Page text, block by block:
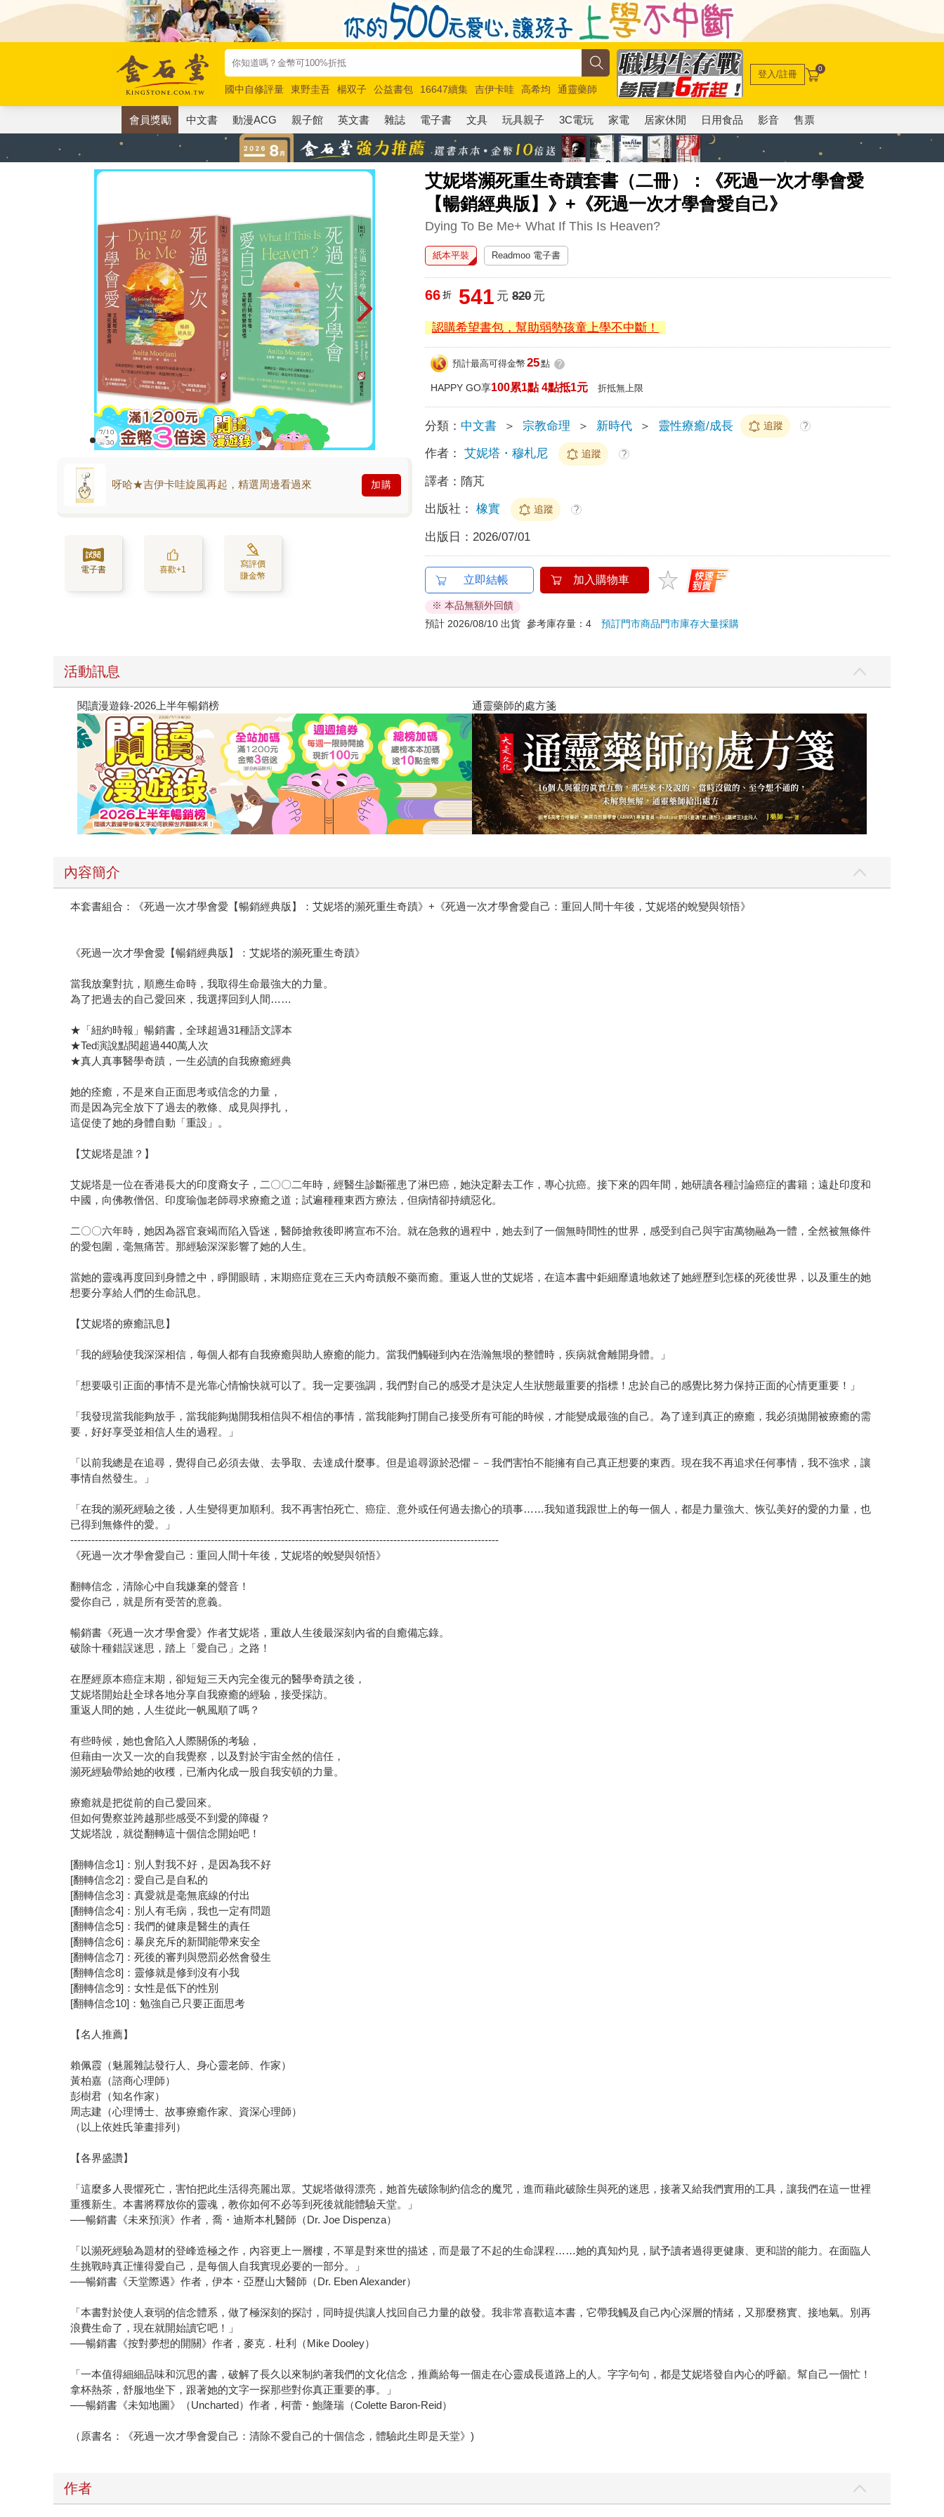
國中自修評量 東野圭吾 楊双子 公益書包 16647續集 吉伊卡哇 高希均
通靈藥師
唯紅花綻放
奧德賽 路邊攤新作 馬斯克 玩具總動員5 超慢跑
登入/註冊 0
會員獎勵 中文書 動漫ACG 親子館 英文書 雜誌 電子書 文具 玩具親子 3C電玩 家電 居家休閒 日用食品 影音 售票
艾妮塔瀕死重生奇蹟套書（二冊）：《死過一次才學會愛
【暢銷經典版】》+《死過一次才學會愛自己》
Dying To Be Me+ What If This Is Heaven?
呀哈★吉伊卡哇旋風再起，精選周邊看過來 加購
電子書 喜歡+1
寫評價
賺金幣
紙本平裝 Readmoo 電子書
66 折 541 元 820元
認購希望書包，幫助弱勢孩童上學不中斷！
預計最高可得金幣 25點 ?
HAPPY GO享100累1點 4點抵1元 折抵無上限
分類： 中文書 ＞ 宗教命理 ＞ 新時代 ＞ 靈性療癒/成長 追蹤 ?
作者： 艾妮塔・穆札尼 追蹤 ?
譯者： 隋芃
出版社： 橡實 追蹤 ?
出版日： 2026/07/01
立即結帳 加入購物車
※ 本品無額外回饋
預計 2026/08/10 出貨 參考庫存量：4預訂門市商品門市庫存大量採購
活動訊息
閱讀漫遊錄-2026上半年暢銷榜 通靈藥師的處方箋
內容簡介
本套書組合：《死過一次才學會愛【暢銷經典版】：艾妮塔的瀕死重生奇蹟》+《死過一次才學會愛自己：重回人間十年後，艾妮塔的蛻變與領悟》
《死過一次才學會愛【暢銷經典版】：艾妮塔的瀕死重生奇蹟》
當我放棄對抗，順應生命時，我取得生命最強大的力量。
為了把過去的自己愛回來，我選擇回到人間……
★「紐約時報」暢銷書，全球超過31種語文譯本
★Ted演說點閱超過440萬人次
★真人真事醫學奇蹟，一生必讀的自我療癒經典
她的痊癒，不是來自正面思考或信念的力量，
而是因為完全放下了過去的教條、成見與掙扎，
這促使了她的身體自動「重設」。
【艾妮塔是誰？】
艾妮塔是一位在香港長大的印度裔女子，二〇〇二年時，經醫生診斷罹患了淋巴癌，她決定辭去工作，專心抗癌。接下來的四年間，她研讀各種討論癌症的書籍；遠赴印度和
中國，向佛教僧侶、印度瑜伽老師尋求療癒之道；試遍種種東西方療法，但病情卻持續惡化。
二〇〇六年時，她因為器官衰竭而陷入昏迷，醫師搶救後即將宣布不治。就在急救的過程中，她去到了一個無時間性的世界，感受到自己與宇宙萬物融為一體，全然被無條件
的愛包圍，毫無痛苦。那經驗深深影響了她的人生。
當她的靈魂再度回到身體之中，睜開眼睛，末期癌症竟在三天內奇蹟般不藥而癒。重返人世的艾妮塔，在這本書中鉅細靡遺地敘述了她經歷到怎樣的死後世界，以及重生的她
想要分享給人們的生命訊息。
【艾妮塔的療癒訊息】
「我的經驗使我深深相信，每個人都有自我療癒與助人療癒的能力。當我們觸碰到內在浩瀚無垠的整體時，疾病就會離開身體。」
「想要吸引正面的事情不是光靠心情愉快就可以了。我一定要強調，我們對自己的感受才是決定人生狀態最重要的指標！忠於自己的感覺比努力保持正面的心情更重要！」
「我發現當我能夠放手，當我能夠拋開我相信與不相信的事情，當我能夠打開自己接受所有可能的時候，才能變成最強的自己。為了達到真正的療癒，我必須拋開被療癒的需
要，好好享受並相信人生的過程。」
「以前我總是在追尋，覺得自己必須去做、去爭取、去達成什麼事。但是追尋源於恐懼－－我們害怕不能擁有自己真正想要的東西。現在我不再追求任何事情，我不強求，讓
事情自然發生。」
「在我的瀕死經驗之後，人生變得更加順利。我不再害怕死亡、癌症、意外或任何過去擔心的瑣事……我知道我跟世上的每一個人，都是力量強大、恢弘美好的愛的力量，也
已得到無條件的愛。」
--------------------------------------------------------------------------------------------------------------------------
《死過一次才學會愛自己：重回人間十年後，艾妮塔的蛻變與領悟》
翻轉信念，清除心中自我嫌棄的聲音！
愛你自己，就是所有受苦的意義。
暢銷書《死過一次才學會愛》作者艾妮塔，重啟人生後最深刻內省的自癒備忘錄。
破除十種錯誤迷思，踏上「愛自己」之路！
在歷經原本癌症末期，卻短短三天內完全復元的醫學奇蹟之後，
艾妮塔開始赴全球各地分享自我療癒的經驗，接受採訪。
重返人間的她，人生從此一帆風順了嗎？
有些時候，她也會陷入人際關係的考驗，
但藉由一次又一次的自我覺察，以及對於宇宙全然的信任，
瀕死經驗帶給她的收穫，已漸內化成一股自我安頓的力量。
療癒就是把從前的自己愛回來。
但如何覺察並跨越那些感受不到愛的障礙？
艾妮塔說，就從翻轉這十個信念開始吧！
[翻轉信念1]：別人對我不好，是因為我不好
[翻轉信念2]：愛自己是自私的
[翻轉信念3]：真愛就是毫無底線的付出
[翻轉信念4]：別人有毛病，我也一定有問題
[翻轉信念5]：我們的健康是醫生的責任
[翻轉信念6]：暴戾充斥的新聞能帶來安全
[翻轉信念7]：死後的審判與懲罰必然會發生
[翻轉信念8]：靈修就是修到沒有小我
[翻轉信念9]：女性是低下的性別
[翻轉信念10]：勉強自己只要正面思考
【名人推薦】
賴佩霞（魅麗雜誌發行人、身心靈老師、作家）
黃柏嘉（諮商心理師）
彭樹君（知名作家）
周志建（心理博士、故事療癒作家、資深心理師）
（以上依姓氏筆畫排列）
【各界盛讚】
「這麼多人畏懼死亡，害怕把此生活得亮麗出眾。艾妮塔做得漂亮，她首先破除制約信念的魔咒，進而藉此破除生與死的迷思，接著又給我們實用的工具，讓我們在這一世裡
重獲新生。本書將釋放你的靈魂，教你如何不必等到死後就能體驗天堂。」
──暢銷書《未來預演》作者，喬・迪斯本札醫師（Dr. Joe Dispenza）
「以瀕死經驗為題材的登峰造極之作，內容更上一層樓，不單是對來世的描述，而是最了不起的生命課程……她的真知灼見，賦予讀者過得更健康、更和諧的能力。在面臨人
生挑戰時真正懂得愛自己，是每個人自我實現必要的一部分。」
──暢銷書《天堂際遇》作者，伊本・亞歷山大醫師（Dr. Eben Alexander）
「本書對於使人衰弱的信念體系，做了極深刻的探討，同時提供讓人找回自己力量的啟發。我非常喜歡這本書，它帶我觸及自己內心深層的情緒，又那麼務實、接地氣。別再
浪費生命了，現在就開始讀它吧！」
──暢銷書《按對夢想的開關》作者，麥克．杜利（Mike Dooley）
「一本值得細細品味和沉思的書，破解了長久以來制約著我們的文化信念，推薦給每一個走在心靈成長道路上的人。字字句句，都是艾妮塔發自內心的呼籲。幫自己一個忙！
拿杯熱茶，舒服地坐下，跟著她的文字一探那些對你真正重要的事。」
──暢銷書《未知地圖》（Uncharted）作者，柯蕾・鮑隆瑞（Colette Baron-Reid）
（原書名：《死過一次才學會愛自己：清除不愛自己的十個信念，體驗此生即是天堂》)
作者